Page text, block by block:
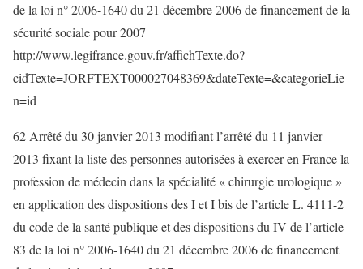
de la loi n° 2006-1640 du 21 décembre 2006 de financement de la
sécurité sociale pour 2007
http://www.legifrance.gouv.fr/affichTexte.do?
cidTexte=JORFTEXT000027048369&dateTexte=&categorieLie
n=id
62 Arrêté du 30 janvier 2013 modifiant l’arrêté du 11 janvier
2013 fixant la liste des personnes autorisées à exercer en France la
profession de médecin dans la spécialité « chirurgie urologique »
en application des dispositions des I et I bis de l’article L. 4111-2
du code de la santé publique et des dispositions du IV de l’article
83 de la loi n° 2006-1640 du 21 décembre 2006 de financement